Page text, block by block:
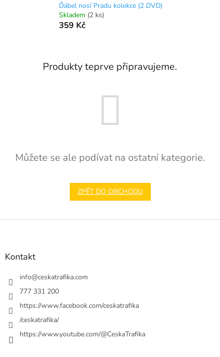
Ďábel nosí Pradu kolekce (2 DVD)
Skladem (2 ks)
359 Kč
Produkty teprve připravujeme.
Můžete se ale podívat na ostatní kategorie.
ZPĚT DO OBCHODU
Z
Kontakt
info@ceskatrafika.com
777 331 200
https://www.facebook.com/ceskatrafika
/ceskatrafika/
https://www.youtube.com/@CeskaTrafika